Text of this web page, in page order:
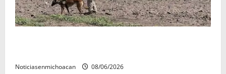
Noticiasenmichoacan 08/06/2026